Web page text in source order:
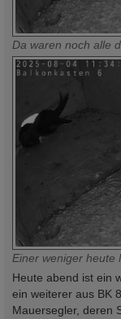
Da waren noch alle
Einer weniger heute
Heute abend ist ein
ein weiterer aus BK
Mauersegler, deren